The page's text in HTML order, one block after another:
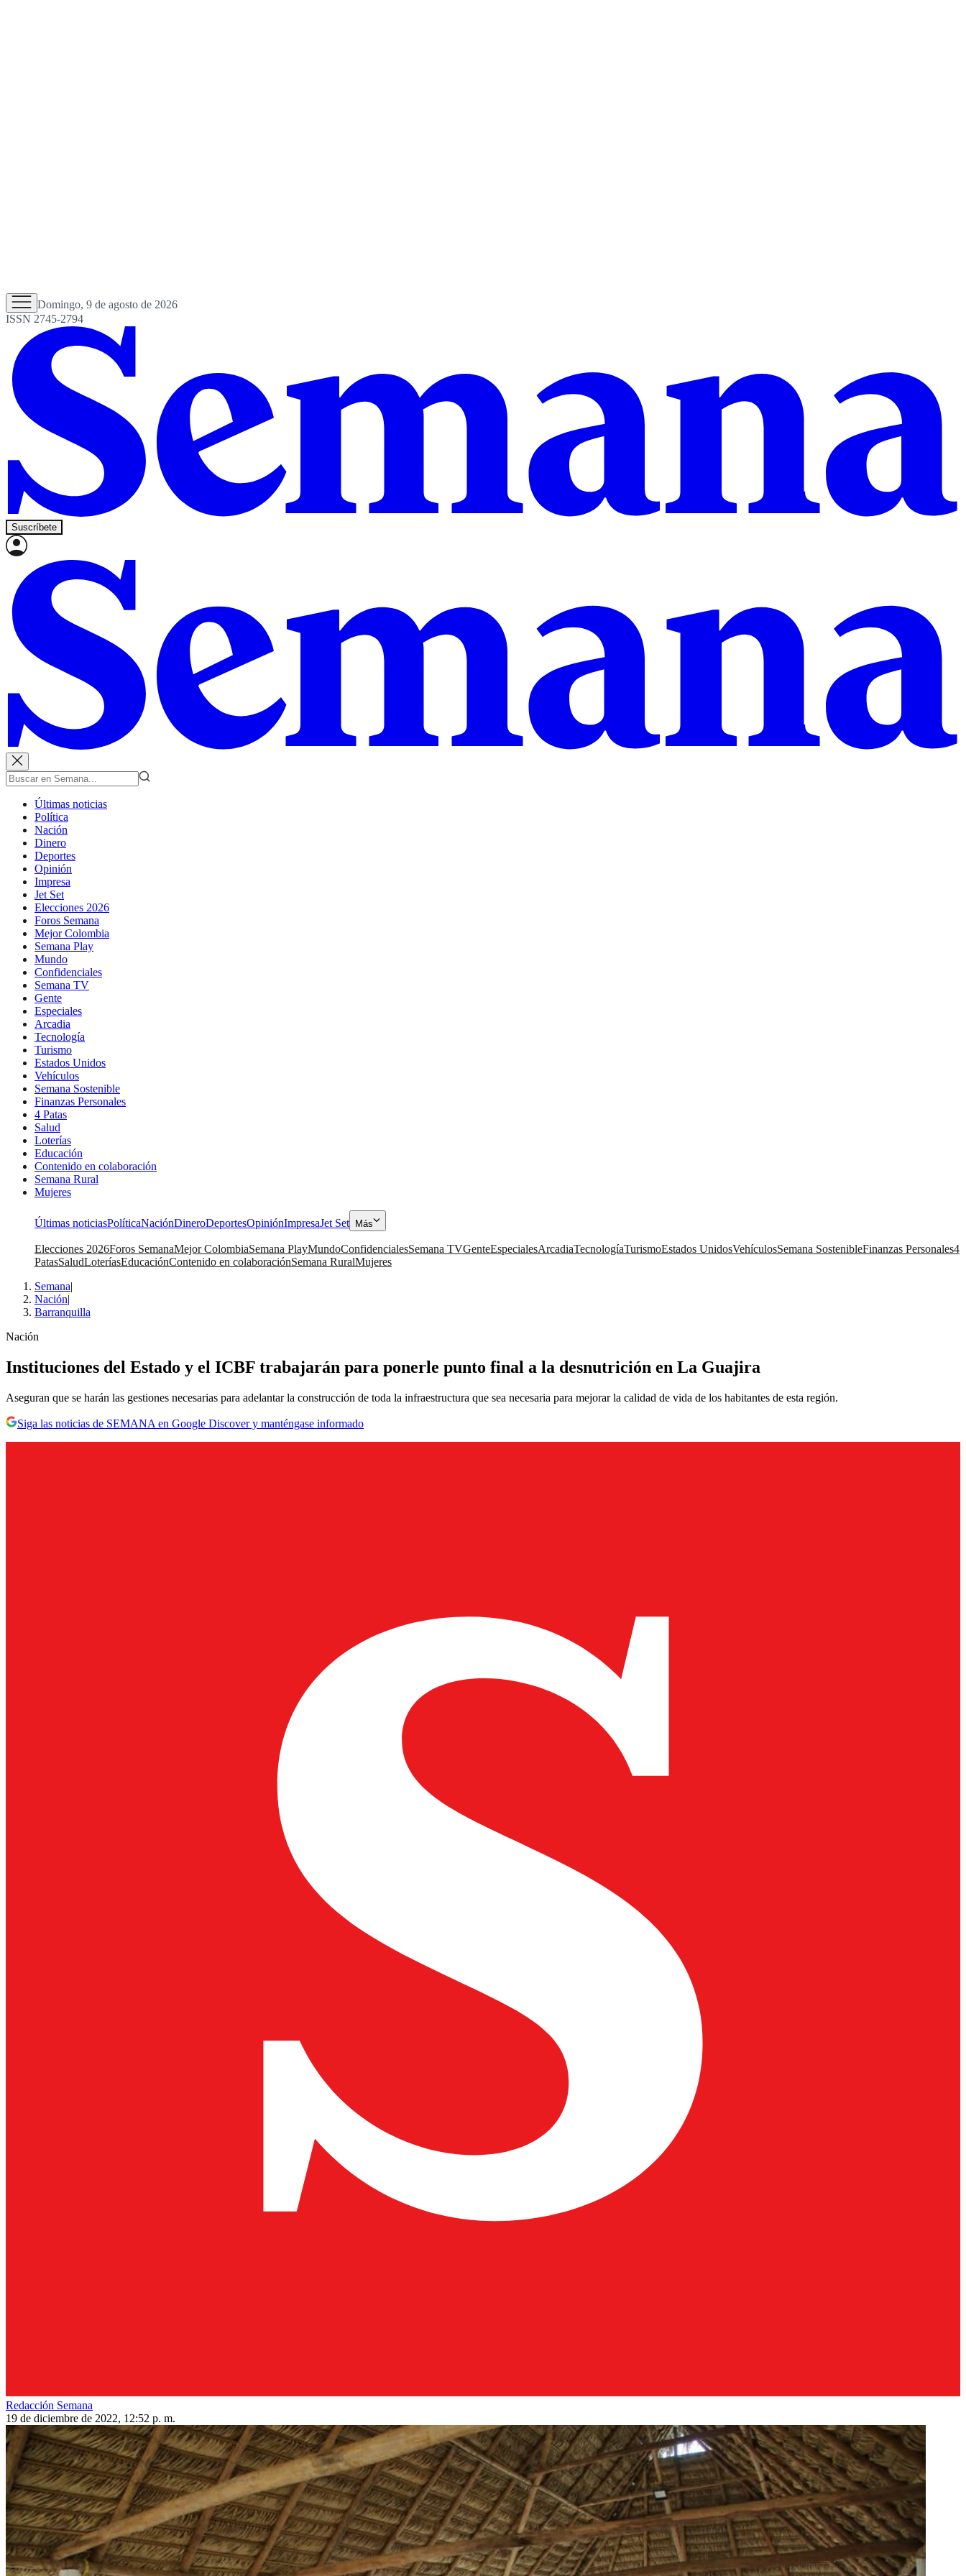
Domingo, 9 de agosto de 2026
ISSN 2745-2794
Suscríbete
Últimas noticias
Política
Nación
Dinero
Deportes
Opinión
Impresa
Jet Set
Elecciones 2026
Foros Semana
Mejor Colombia
Semana Play
Mundo
Confidenciales
Semana TV
Gente
Especiales
Arcadia
Tecnología
Turismo
Estados Unidos
Vehículos
Semana Sostenible
Finanzas Personales
4 Patas
Salud
Loterías
Educación
Contenido en colaboración
Semana Rural
Mujeres
Últimas noticiasPolíticaNaciónDineroDeportesOpiniónImpresaJet Set Más
Elecciones 2026Foros SemanaMejor ColombiaSemana PlayMundoConfidencialesSemana TVGenteEspecialesArcadiaTecnologíaTurismoEstados UnidosVehículosSemana SostenibleFinanzas Personales4
PatasSaludLoteríasEducaciónContenido en colaboraciónSemana RuralMujeres
Semana|
Nación|
Barranquilla
Nación
Instituciones del Estado y el ICBF trabajarán para ponerle punto final a la desnutrición en La Guajira
Aseguran que se harán las gestiones necesarias para adelantar la construcción de toda la infraestructura que sea necesaria para mejorar la calidad de vida de los habitantes de esta región.
Siga las noticias de SEMANA en Google Discover y manténgase informado
Redacción Semana
19 de diciembre de 2022, 12:52 p. m.